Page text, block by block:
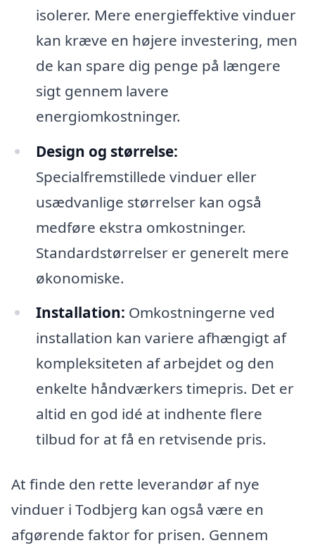
isolerer. Mere energieffektive vinduer
kan kræve en højere investering, men
de kan spare dig penge på længere
sigt gennem lavere
energiomkostninger.
Design og størrelse:
Specialfremstillede vinduer eller
usædvanlige størrelser kan også
medføre ekstra omkostninger.
Standardstørrelser er generelt mere
økonomiske.
Installation: Omkostningerne ved
installation kan variere afhængigt af
kompleksiteten af arbejdet og den
enkelte håndværkers timepris. Det er
altid en god idé at indhente flere
tilbud for at få en retvisende pris.
At finde den rette leverandør af nye
vinduer i Todbjerg kan også være en
afgørende faktor for prisen. Gennem